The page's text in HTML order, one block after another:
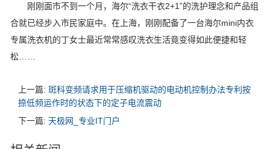
刚刚面市不到一个月，海尔“洗衣干衣2+1”的洗护理念和产品组
合就已经步入市民家庭中。在上海，刚刚配备了一台海尔mini内衣
专属洗衣机的丁女士最近常常感叹洗衣生活竟变得如此便捷和轻
松……
上一篇: 斑科变频请求用于压缩机驱动的电动机控制办法专利按
捺低频运作时的状态下的定子电流震动
下一篇: 天极网_专业IT门户